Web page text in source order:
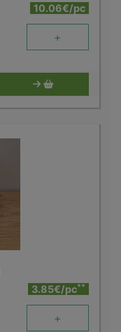
10.06€/pc
+
3.85€/pc**
+